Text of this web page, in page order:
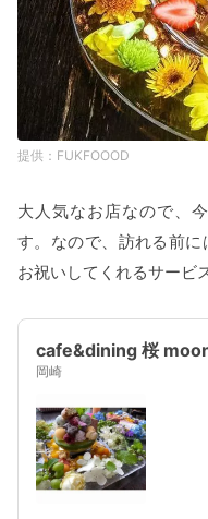
FUKFOOOD
大人気なお店なので、
す。なので、訪れる前
お祝いしてくれるサービ
cafe&dining 桜
岡崎